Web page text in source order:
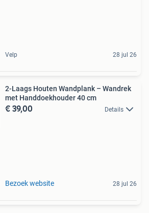
Velp 28 jul 26
2-Laags Houten Wandplank – Wandrek
met Handdoekhouder 40 cm
€ 39,00 Details
Bezoek website 28 jul 26